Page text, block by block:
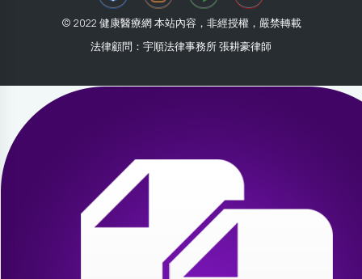
© 2022 健康醫療網 本站內容，非經授權，嚴禁轉載
法律顧問：宇順法律事務所 張耕豪律師